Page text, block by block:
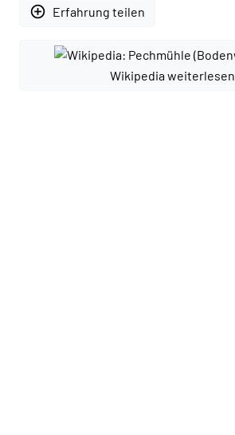
add_circle_outline Erfahrung teilen
Wikipedia weiterlesen